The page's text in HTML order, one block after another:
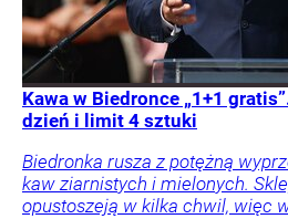
Kawa w Biedronce „1+1
dzień i limit 4 sztuki
Biedronka rusza z potężną
kaw ziarnistych i mielonych.
opustoszeją w kilka chwil, więc